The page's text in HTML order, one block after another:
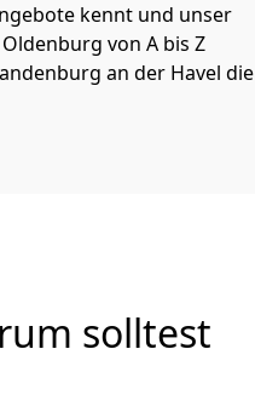
kennt und unser
von A bis Z
an der Havel die
solltest